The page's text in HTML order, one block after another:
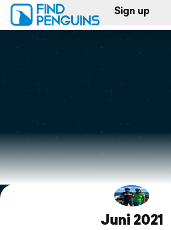
Sign up
Log in
Print a book
Flyover video
Explore
Juni 2021